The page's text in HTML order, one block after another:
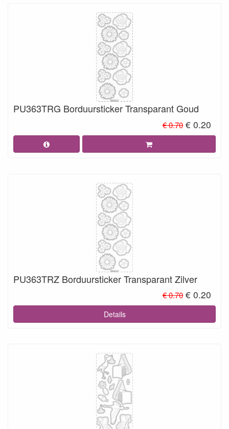
PU363TRG Borduursticker Transparant Goud
€ 0.70 € 0.20
PU363TRZ Borduursticker Transparant Zilver
€ 0.70 € 0.20
Details